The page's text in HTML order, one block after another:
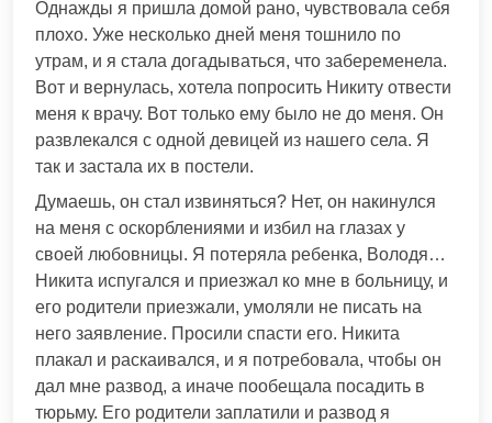
Однажды я пришла домой рано, чувствовала себя
плохо. Уже несколько дней меня тошнило по
утрам, и я стала догадываться, что забеременела.
Вот и вернулась, хотела попросить Никиту отвести
меня к врачу. Вот только ему было не до меня. Он
развлекался с одной девицей из нашего села. Я
так и застала их в постели.
Думаешь, он стал извиняться? Нет, он накинулся
на меня с оскорблениями и избил на глазах у
своей любовницы. Я потеряла ребенка, Володя…
Никита испугался и приезжал ко мне в больницу, и
его родители приезжали, умоляли не писать на
него заявление. Просили спасти его. Никита
плакал и раскаивался, и я потребовала, чтобы он
дал мне развод, а иначе пообещала посадить в
тюрьму. Его родители заплатили и развод я